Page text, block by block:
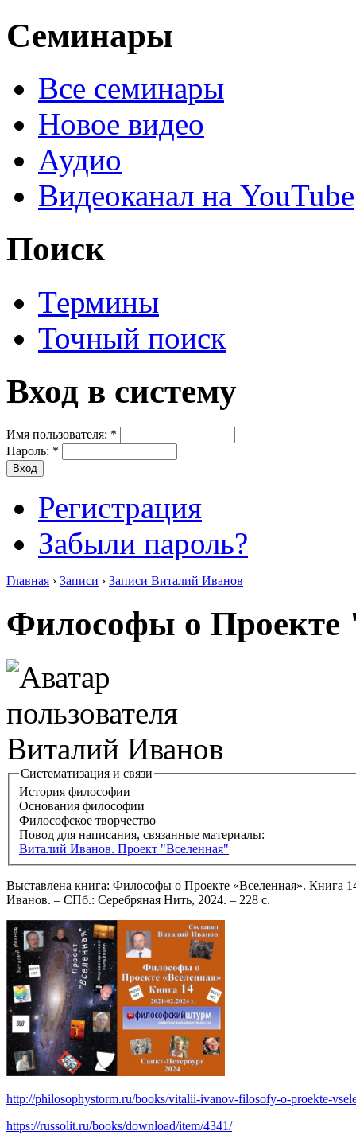
Семинары
Все семинары
Новое видео
Аудио
Видеоканал на YouTube
Поиск
Термины
Точный поиск
Вход в систему
Имя пользователя: *
Пароль: *
Регистрация
Забыли пароль?
Главная › Записи › Записи Виталий Иванов
Философы о Проекте
Систематизация и связи
История философии
Основания философии
Философское творчество
Повод для написания, связанные материалы:
Виталий Иванов. Проект "Вселенная"
Выставлена книга: Философы о Проекте «Вселенная». Книга
Иванов. – СПб.: Серебряная Нить, 2024. – 228 с.
http://philosophystorm.ru/books/vitalii-ivanov-filosofy-o-proekte-
https://russolit.ru/books/download/item/4341/